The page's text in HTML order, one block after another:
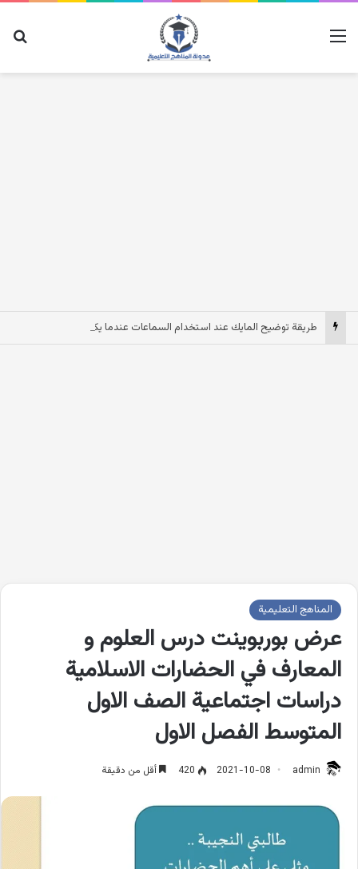
القائمة
المناهج التعليمية
عرض بوربوينت درس العلوم و
المعارف في الحضارات الاسلامية
دراسات اجتماعية الصف الاول
المتوسط الفصل الاول
admin
2021-10-08
420 أقل من دقيقة